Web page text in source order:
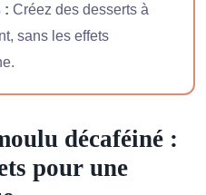
: Créez des desserts à
sans les effets
décaféiné :
pour une